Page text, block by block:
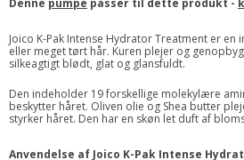
Joico K-Pak Intense Hydrator Treatment er
eller meget tørt hår. Kuren plejer og
silkeagtigt blødt, glat og glansfuldt.
Den indeholder 19 forskellige molekylære
beskytter håret. Oliven olie og Shea butter
styrker håret. Den har en skøn let duft af
Anvendelse af Joico K-Pak Intense